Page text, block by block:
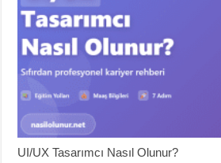
UI/UX Tasarımcı Nasıl Olunur?